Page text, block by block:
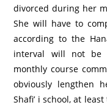
divorced during her
She will have to
according to the
interval will not be
monthly course
obviously lengthen
Shafi’ i school, at